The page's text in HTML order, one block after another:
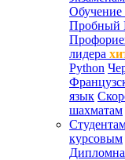
Обучение
Пробный
лидера
Python
язык
шахматам
курсовым